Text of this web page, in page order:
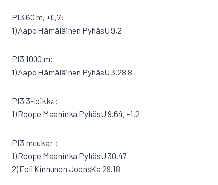
P13 60 m, +0,7:
1) Aapo Hämäläinen PyhäsU 9,2
P13 1000 m:
1) Aapo Hämäläinen PyhäsU 3.28,8
P13 3-loikka:
1) Roope Maaninka PyhäsU 9.64, +1,2
P13 moukari:
1) Roope Maaninka PyhäsU 30.47
2) Eeli Kinnunen JoensKa 29.18